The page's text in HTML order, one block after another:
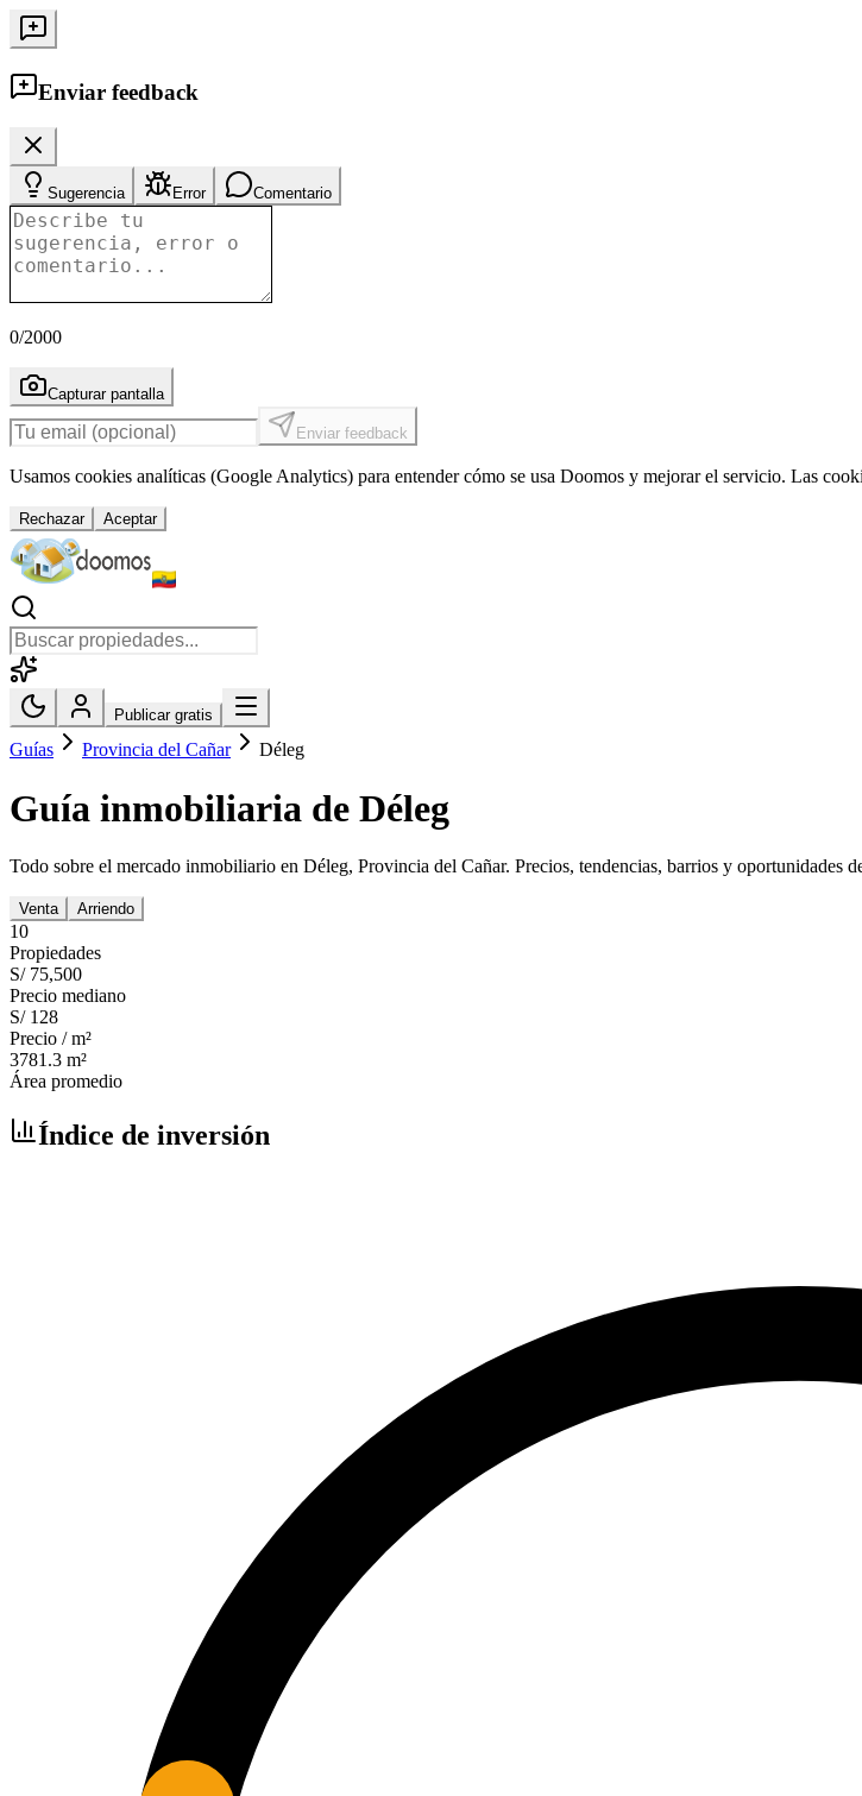
Enviar feedback
Sugerencia Error Comentario
0/2000
Capturar pantalla
Enviar feedback
Usamos cookies analíticas (Google Analytics) para entender cómo se usa Doomos y mejorar el servicio. Las
Rechazar Aceptar
Publicar gratis
Guías Provincia del Cañar Déleg
Guía inmobiliaria de Déleg
Todo sobre el mercado inmobiliario en Déleg, Provincia del Cañar. Precios, tendencias, barrios y oportunidades
Venta Arriendo
10
Propiedades
S/ 75,500
Precio mediano
S/ 128
Precio / m²
3781.3 m²
Área promedio
Índice de inversión